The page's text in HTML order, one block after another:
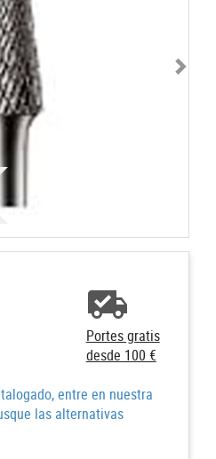
Portes gratis
desde 100 €
entre en nuestra
las alternativas